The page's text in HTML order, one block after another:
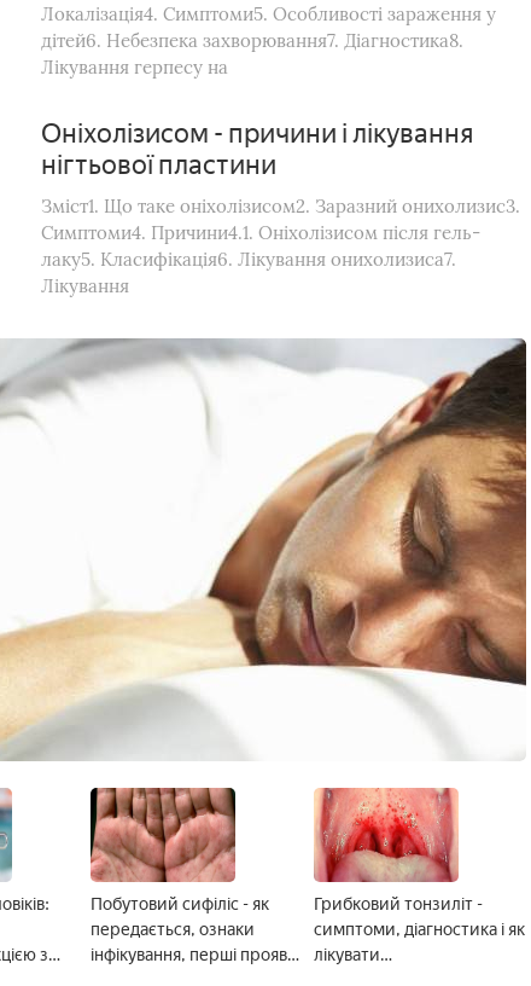
Локалізація4. Симптоми5. Особливості зараження у
дітей6. Небезпека захворювання7. Діагностика8.
Лікування герпесу на
Оніхолізисом - причини і лікування
нігтьової пластини
Зміст1. Що таке оніхолізисом2. Заразний онихолизис3.
Симптоми4. Причини4.1. Оніхолізисом після гель-
лаку5. Класифікація6. Лікування онихолизиса7.
Лікування
з
Побутовий сифіліс - як
передається, ознаки
інфікування, перші прояви
Грибковий тонзиліт -
симптоми, діагностика і як
лікувати